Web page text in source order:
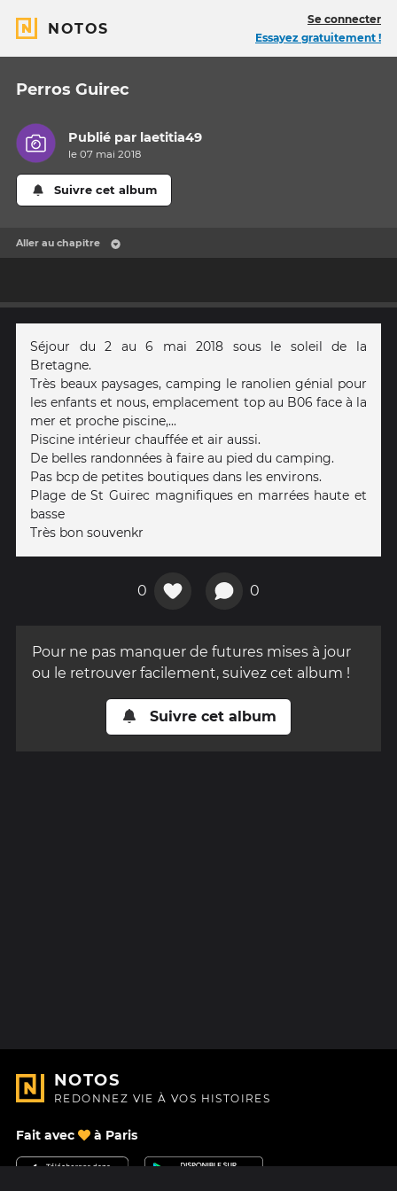
NOTOS
Se connecter
Essayez gratuitement !
Perros Guirec
Publié par laetitia49
le 07 mai 2018
Suivre cet album
Aller au chapitre
Séjour du 2 au 6 mai 2018 sous le soleil de la
Bretagne.
Très beaux paysages, camping le ranolien génial pour
les enfants et nous, emplacement top au B06 face à la
mer et proche piscine,...
Piscine intérieur chauffée et air aussi.
De belles randonnées à faire au pied du camping.
Pas bcp de petites boutiques dans les environs.
Plage de St Guirec magnifiques en marrées haute et
basse
Très bon souvenkr
0 0
Pour ne pas manquer de futures mises à jour
ou le retrouver facilement, suivez cet album !
Suivre cet album
NOTOS
REDONNEZ VIE À VOS HISTOIRES
Fait avec à Paris